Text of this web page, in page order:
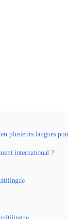
plusieurs langues
international ?